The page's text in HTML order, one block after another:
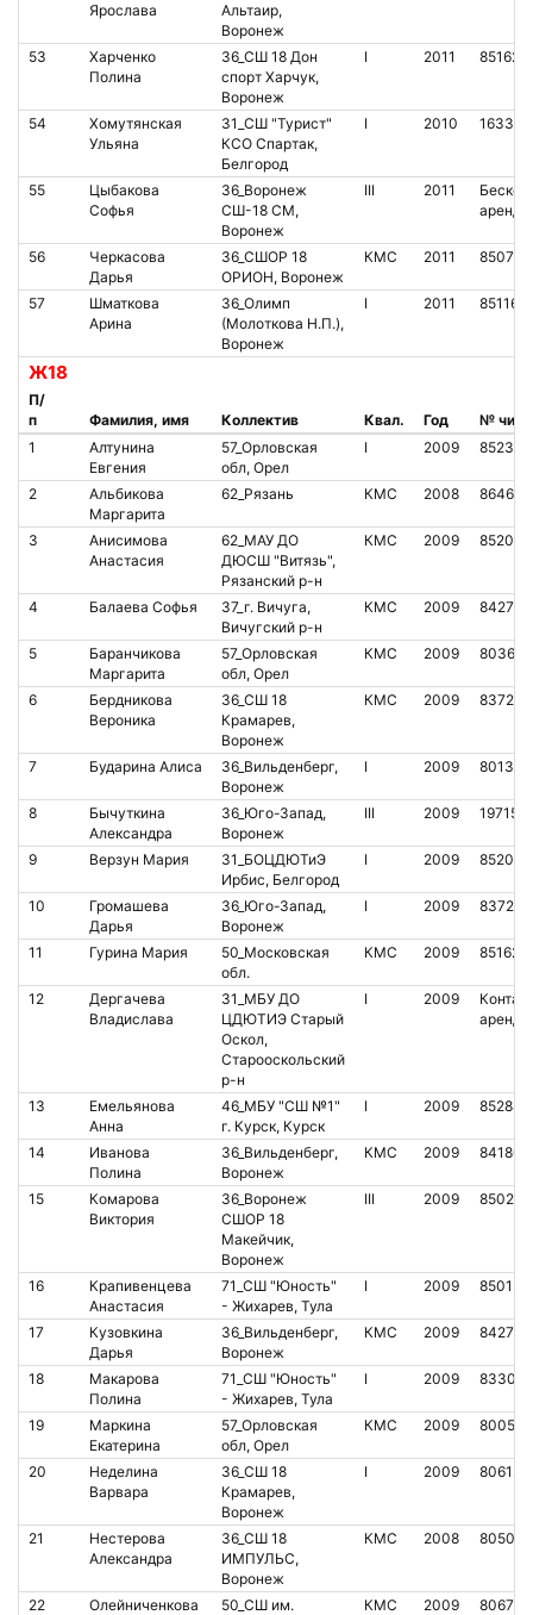
Ярослава
Альтаир,
Воронеж
53
Харченко
Полина
36_СШ 18 Дон
спорт Харчук,
Воронеж
I 2011
54
Хомутянская
Ульяна
31_СШ "Турист"
КСО Спартак,
Белгород
I 2010
55
Цыбакова
Софья
36_Воронеж
СШ-18 СМ,
Воронеж
III 2011
аренда
56
Черкасова
Дарья
36_СШОР 18
ОРИОН, Воронеж
КМС 2011
57
Шматкова
Арина
36_Олимп
(Молоткова Н.П.),
Воронеж
I 2011
Ж18
П/
п
Фамилия, имя Коллектив Квал. Год
№ чипа
1
Алтунина
Евгения
57_Орловская
обл, Орел
I 2009
2
Альбикова
Маргарита
62_Рязань КМС 2008
3
Анисимова
Анастасия
62_МАУ ДО
ДЮСШ "Витязь",
Рязанский р-н
КМС 2009
4 Балаева Софья
37_г. Вичуга,
Вичугский р-н
КМС 2009
5
Баранчикова
Маргарита
57_Орловская
обл, Орел
КМС 2009
6
Бердникова
Вероника
36_СШ 18
Крамарев,
Воронеж
КМС 2009
7 Бударина Алиса
36_Вильденберг,
Воронеж
I 2009
8
Бычуткина
Александра
36_Юго-Запад,
Воронеж
III 2009
9 Верзун Мария
31_БОЦДЮТиЭ
Ирбис, Белгород
I 2009
10
Громашева
Дарья
36_Юго-Запад,
Воронеж
I 2009
11 Гурина Мария
50_Московская
обл.
КМС 2009
12
Дергачева
Владислава
31_МБУ ДО
ЦДЮТИЭ Старый
Оскол,
Старооскольский
р-н
I 2009
аренда
13
Емельянова
Анна
46_МБУ "СШ №1"
г. Курск, Курск
I 2009
14
Иванова
Полина
36_Вильденберг,
Воронеж
КМС 2009
15
Комарова
Виктория
36_Воронеж
СШОР 18
Макейчик,
Воронеж
III 2009
16
Крапивенцева
Анастасия
71_СШ "Юность"
- Жихарев, Тула
I 2009
17
Кузовкина
Дарья
36_Вильденберг,
Воронеж
КМС 2009
18
Макарова
Полина
71_СШ "Юность"
- Жихарев, Тула
I 2009
19
Маркина
Екатерина
57_Орловская
обл, Орел
КМС 2009
20
Неделина
Варвара
36_СШ 18
Крамарев,
Воронеж
I 2009
21
Нестерова
Александра
36_СШ 18
ИМПУЛЬС,
Воронеж
КМС 2008
22
Олейниченкова
50_СШ им.
КМС 2009